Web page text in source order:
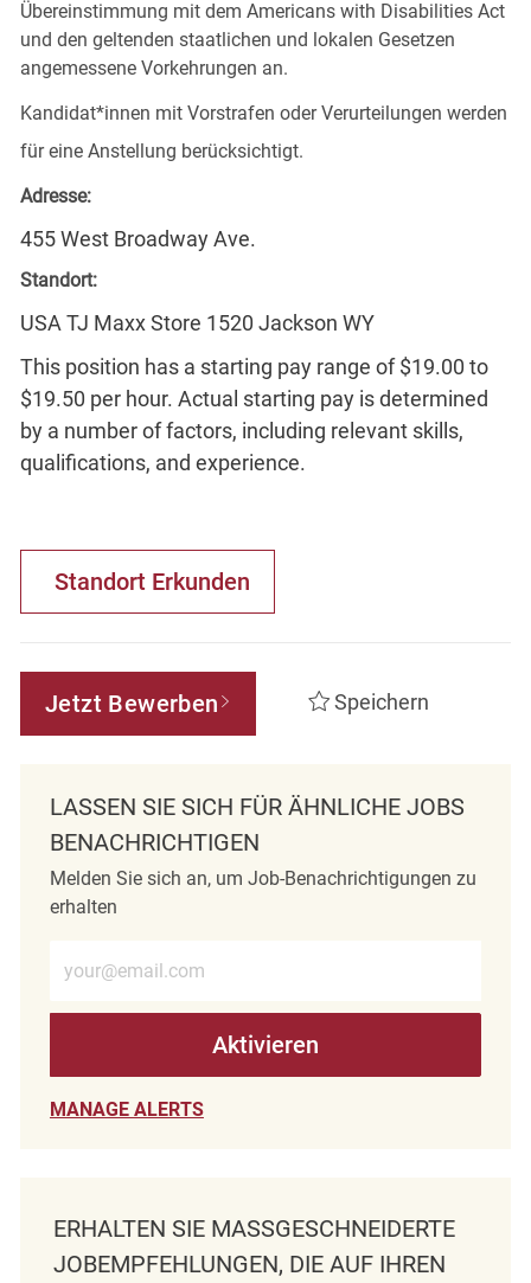
Übereinstimmung mit dem Americans with Disabilities Act
und den geltenden staatlichen und lokalen Gesetzen
angemessene Vorkehrungen an.
Kandidat*innen mit Vorstrafen oder Verurteilungen werden
für eine Anstellung berücksichtigt.
Adresse:
455 West Broadway Ave.
Standort:
USA TJ Maxx Store 1520 Jackson WY
This position has a starting pay range of $19.00 to
$19.50 per hour. Actual starting pay is determined
by a number of factors, including relevant skills,
qualifications, and experience.
Standort Erkunden
Jetzt Bewerben Speichern
LASSEN SIE SICH FÜR ÄHNLICHE JOBS
BENACHRICHTIGEN
Melden Sie sich an, um Job-Benachrichtigungen zu
erhalten
Aktivieren
MANAGE ALERTS
ERHALTEN SIE MASSGESCHNEIDERTE J
OBEMPFEHLUNGEN, DIE AUF IHREN I